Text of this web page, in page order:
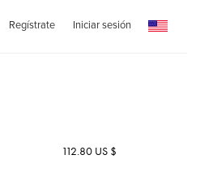
Regístrate Iniciar sesión
112.80 US $